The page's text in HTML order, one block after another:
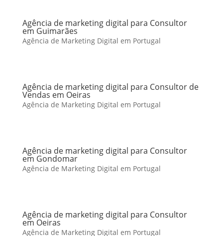
Agência de marketing digital para Consultor
em Guimarães
Agência de Marketing Digital em Portugal
Agência de marketing digital para Consultor de
Vendas em Oeiras
Agência de Marketing Digital em Portugal
Agência de marketing digital para Consultor
em Gondomar
Agência de Marketing Digital em Portugal
Agência de marketing digital para Consultor
em Oeiras
Agência de Marketing Digital em Portugal